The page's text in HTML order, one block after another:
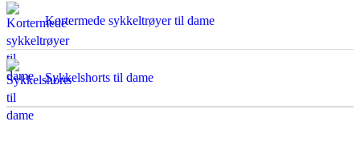
Kortermede sykkeltrøyer til dame
Sykkelshorts til dame